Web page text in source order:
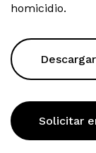
homicidio.
Descargar
Solicitar